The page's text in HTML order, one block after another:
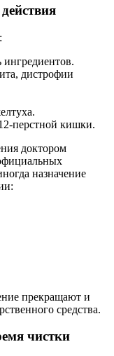
дистрофии
перстной кишки.
доктором
назначение
прекращают и
средства.
чистки